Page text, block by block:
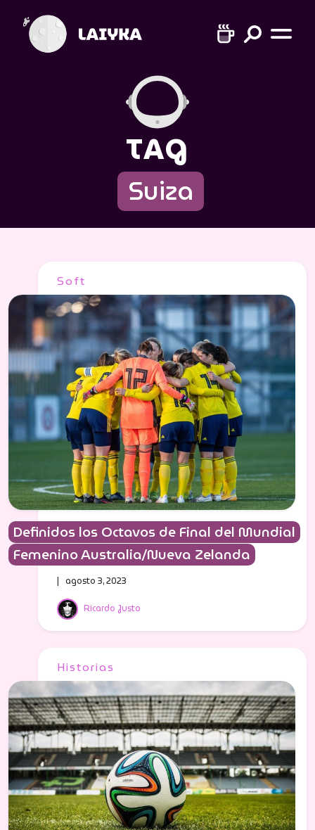
TAG
Suiza
Soft
Definidos los Octavos de Final del Mundial
Femenino Australia/Nueva Zelanda
Ricardo Justo
| agosto 3, 2023
Historias